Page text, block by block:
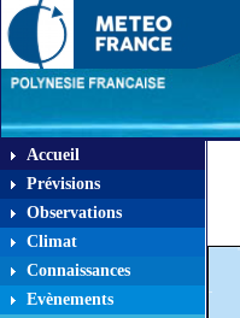
Accueil
Prévisions
Observations
Climat
Connaissances
Evènements